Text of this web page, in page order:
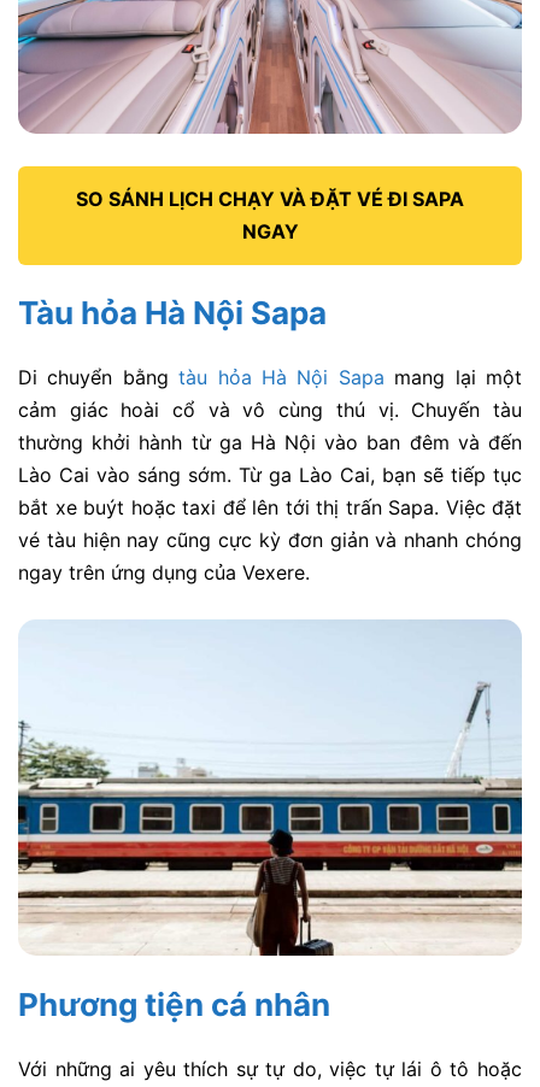
SO SÁNH LỊCH CHẠY VÀ ĐẶT VÉ ĐI SAPA
NGAY
Tàu hỏa Hà Nội Sapa
Di chuyển bằngtàu hỏa Hà Nội Sapa mang lại một
cảm giác hoài cổ và vô cùng thú vị. Chuyến tàu
thường khởi hành từ ga Hà Nội vào ban đêm và đến
Lào Cai vào sáng sớm. Từ ga Lào Cai, bạn sẽ tiếp tục
bắt xe buýt hoặc taxi để lên tới thị trấn Sapa. Việc đặt
vé tàu hiện nay cũng cực kỳ đơn giản và nhanh chóng
ngay trên ứng dụng của Vexere.
Phương tiện cá nhân
Với những ai yêu thích sự tự do, việc tự lái ô tô hoặc